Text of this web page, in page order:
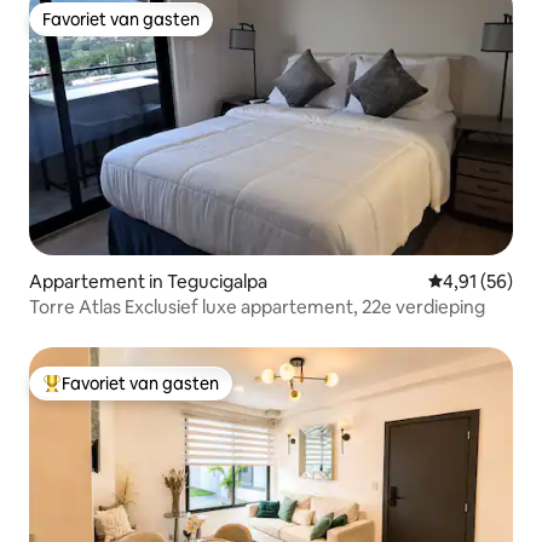
Favoriet van gasten
Favoriet van gasten
Appartement in Tegucigalpa Gemiddelde
4,91 (56)
Torre Atlas Exclusief luxe appartement, 22e verdieping
Topfavoriet van gasten
Favoriet van gasten